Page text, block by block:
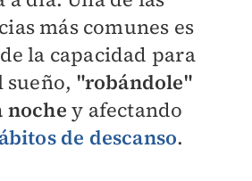
más comunes es
la capacidad para
"robándole"
noche y afectando
de descanso.